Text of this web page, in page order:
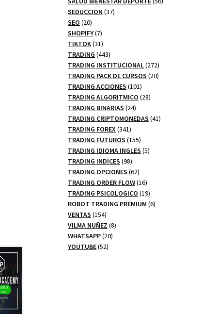
SEDUCCION 3737
SEO 2020
productos
SHOPIFY 77
productos
TIKTOK 3131
productos
TRADING 443443
productos
TRADING INSTITUCIONAL 272272
productos
TRADING PACK DE CURSOS 2020
TRADING ACCIONES 101101
productos
TRADING ALGORITMICO 2828
TRADING BINARIAS 2424
productos
TRADING CRIPTOMONEDAS 4141
TRADING FOREX 341341
productos
TRADING FUTUROS 155155
productos
TRADING IDIOMA INGLES 55
TRADING INDICES 9898
productos
TRADING OPCIONES 6262
productos
TRADING ORDER FLOW 1616
productos
TRADING PSICOLOGICO 1919
productos
ROBOT TRADING PREMIUM 66
VENTAS 154154
productos
VILMA NUÑEZ 88
WHATSAPP 2020
YOUTUBE 5252